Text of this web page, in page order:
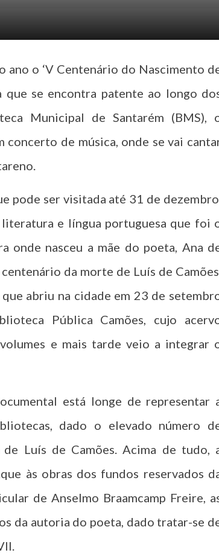
ano o ‘V Centenário do Nascimento
que se encontra patente ao longo
Municipal de Santarém (BMS),
de música, onde se vai
pode ser visitada até 31 de dezembro,
e língua portuguesa que foi
onde nasceu a mãe do poeta, Ana
da morte de Luís de Camões,
abriu na cidade em 23 de
Pública Camões, cujo
e mais tarde veio a integrar
está longe de representar
dado o elevado número
Luís de Camões. Acima de tudo,
às obras dos fundos reservados
de Anselmo Braamcamp Freire,
da autoria do poeta, dado tratar-se